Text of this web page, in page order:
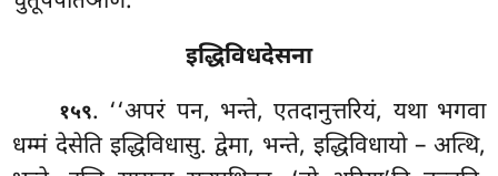
इद्धिविधदेसना
१५९. ‘‘अपरं पन, भन्ते, एतदानुत्तरियं, यथा भगवा
धम्मं देसेति इद्धिविधासु. द्वेमा, भन्ते, इद्धिविधायो – अत्थि,